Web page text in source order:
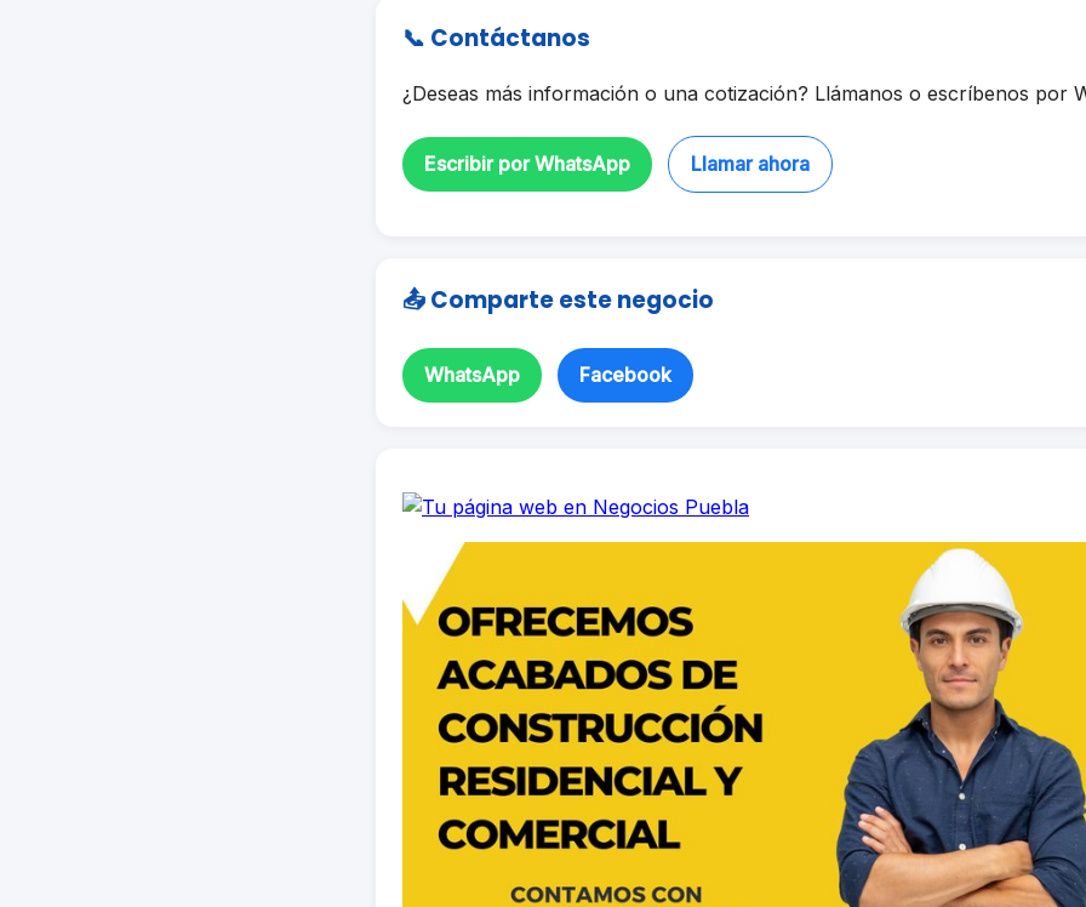
📞 Contáctanos
¿Deseas más información o una cotización? Llámanos o escríbenos por
Escribir por WhatsApp Llamar ahora
📤 Comparte este negocio
WhatsApp Facebook